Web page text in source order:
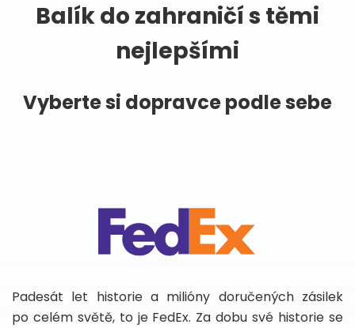
Balík do zahraničí s těmi
nejlepšími
Vyberte si dopravce podle sebe
Padesát let historie a milióny doručených zásilek
po celém světě, to je FedEx. Za dobu své historie se